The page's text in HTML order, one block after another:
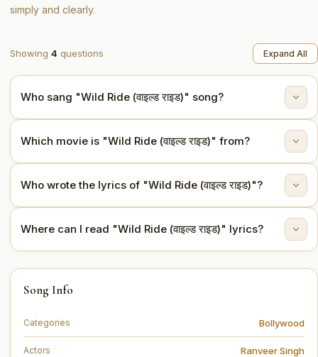
simply and clearly.
Showing 4 questions Expand All
Who sang "Wild Ride (वाइल्ड राइड)" song?
"Wild Ride (वाइल्ड राइड)" is sung by Arijit Singh.
Which movie is "Wild Ride (वाइल्ड राइड)" from?
This song is from the movie Dhurandhar The Revenge
Who wrote the lyrics of "Wild Ride (वाइल्ड राइड)"?
The lyrics are written by Irshad Kamil.
Where can I read "Wild Ride (वाइल्ड राइड)" lyrics?
You can read the full lyrics of "Wild Ride (वाइल्ड राइड)"
on this page.
Song Info
Categories Bollywood
Actors Ranveer Singh